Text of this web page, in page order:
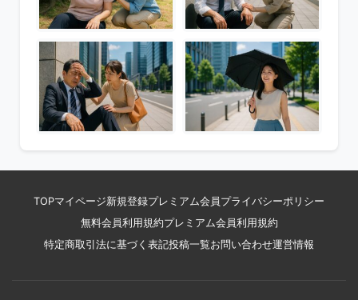
TOPマイページ新規登録プレミアム会員 プライバシーポリシー
無料会員利用規約プレミアム会員利用規約
特定商取引法に基づく表記投稿一覧お問い合わせ運営情報